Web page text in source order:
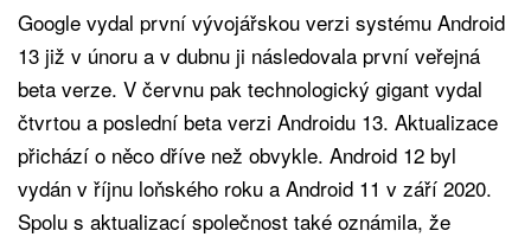
Google vydal první vývojářskou verzi systému Android
13 již v únoru a v dubnu ji následovala první veřejná
beta verze. V červnu pak technologický gigant vydal
čtvrtou a poslední beta verzi Androidu 13. Aktualizace
přichází o něco dříve než obvykle. Android 12 byl
vydán v říjnu loňského roku a Android 11 v září 2020.
Spolu s aktualizací společnost také oznámila, že